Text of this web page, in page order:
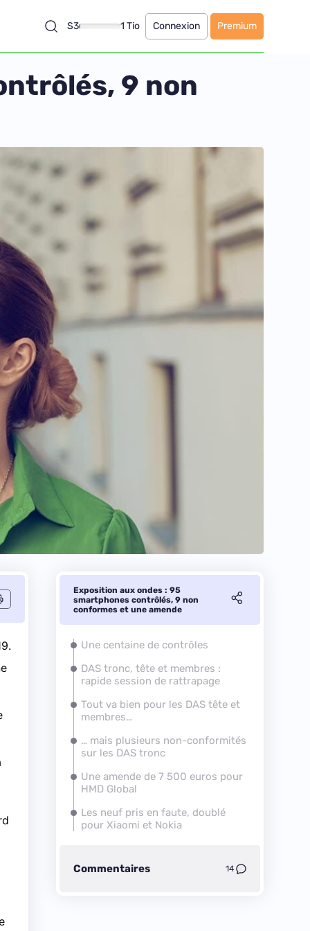
S3 1 Tio Connexion Premium
9 non
Exposition aux ondes : 95
smartphones contrôlés, 9 non
conformes et une amende
Une centaine de contrôles
DAS tronc, tête et membres :
rapide session de rattrapage
Tout va bien pour les DAS tête et
membres…
… mais plusieurs non-conformités
sur les DAS tronc
Une amende de 7 500 euros pour
HMD Global
Les neuf pris en faute, doublé
pour Xiaomi et Nokia
Commentaires 14